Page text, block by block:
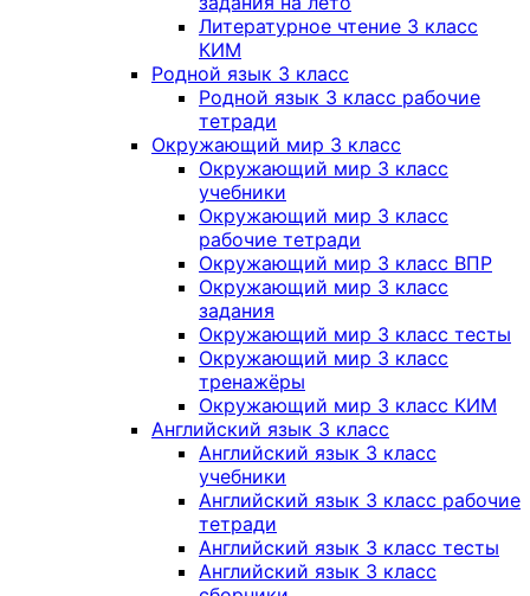
Литературное чтение 3 класс
КИМ
Родной язык 3 класс
Родной язык 3 класс рабочие
тетради
Окружающий мир 3 класс
Окружающий мир 3 класс
учебники
Окружающий мир 3 класс
рабочие тетради
Окружающий мир 3 класс ВПР
Окружающий мир 3 класс
задания
Окружающий мир 3 класс тесты
Окружающий мир 3 класс
тренажёры
Окружающий мир 3 класс КИМ
Английский язык 3 класс
Английский язык 3 класс
учебники
Английский язык 3 класс рабочие
тетради
Английский язык 3 класс тесты
Английский язык 3 класс